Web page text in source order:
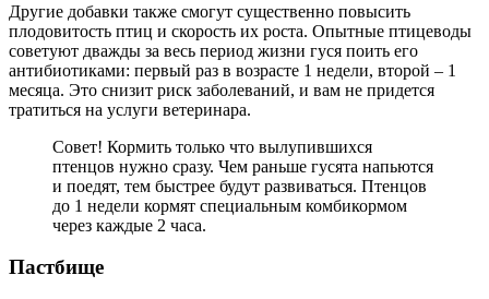
Другие добавки также смогут существенно повысить
плодовитость птиц и скорость их роста. Опытные птицеводы
советуют дважды за весь период жизни гуся поить его
антибиотиками: первый раз в возрасте 1 недели, второй – 1
месяца. Это снизит риск заболеваний, и вам не придется
тратиться на услуги ветеринара.
Совет! Кормить только что вылупившихся
птенцов нужно сразу. Чем раньше гусята напьются
и поедят, тем быстрее будут развиваться. Птенцов
до 1 недели кормят специальным комбикормом
через каждые 2 часа.
Пастбище